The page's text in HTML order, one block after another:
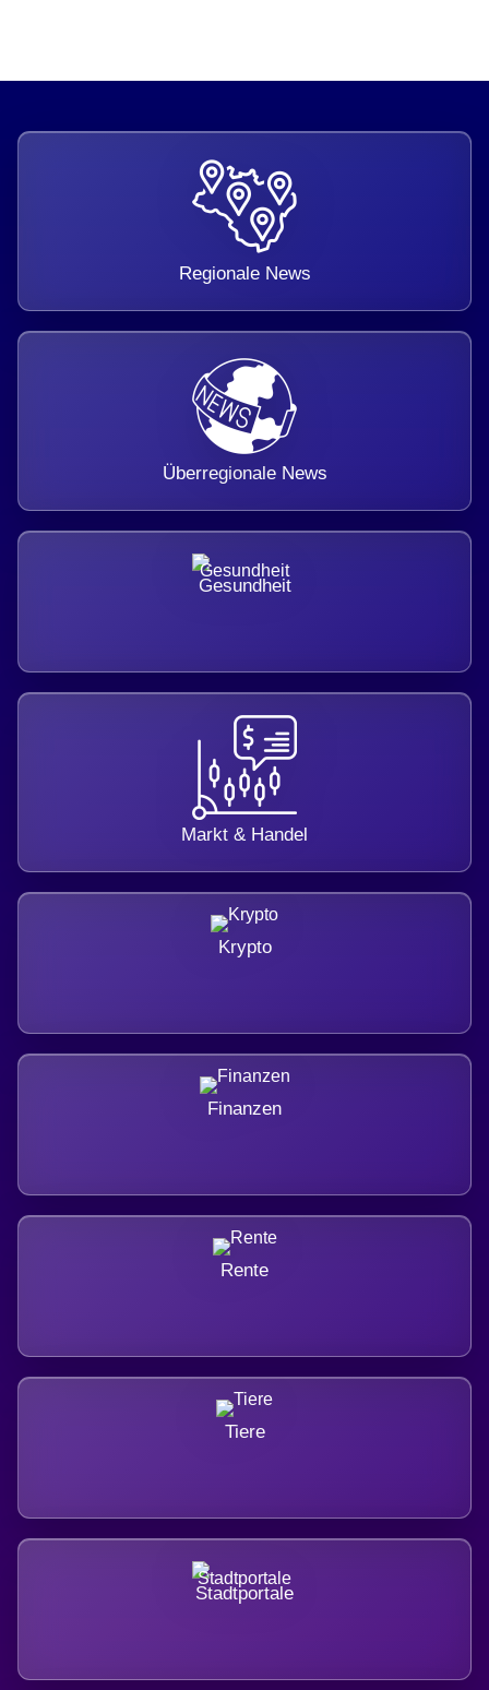
Regionale News
Überregionale News
Gesundheit
Markt & Handel
Krypto
Finanzen
Rente
Tiere
Stadtportale